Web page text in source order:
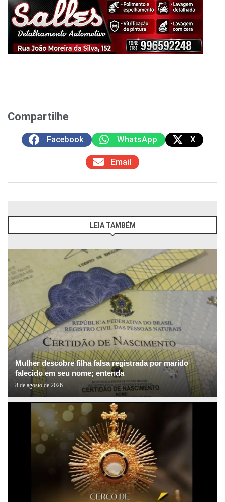
Compartilhe
Facebook WhatsApp X
Email
LEIA TAMBÉM
Mulher descobre filha falsa registrada por marido
falecido em seu nome; entenda
8 de agosto de 2026